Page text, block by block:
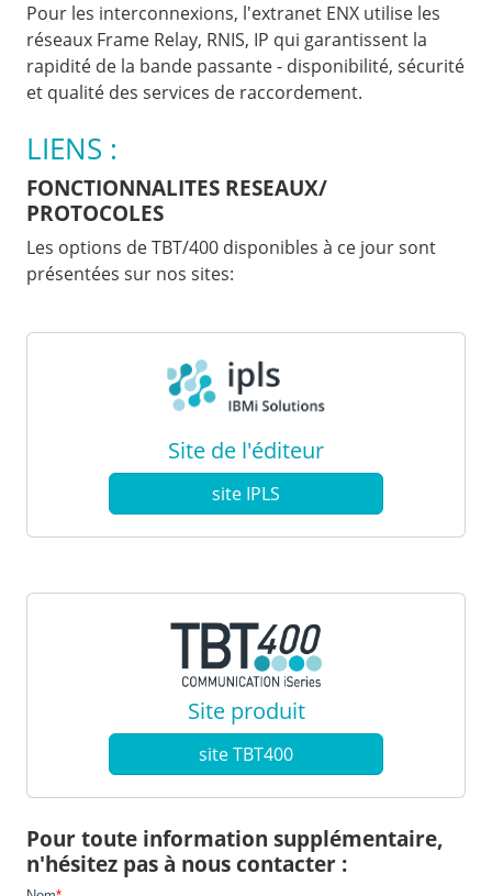
Pour les interconnexions, l'extranet ENX utilise les
réseaux Frame Relay, RNIS, IP qui garantissent la
rapidité de la bande passante - disponibilité, sécurité
et qualité des services de raccordement.
LIENS :
FONCTIONNALITES RESEAUX/
PROTOCOLES
Les options de TBT/400 disponibles à ce jour sont
présentées sur nos sites:
Site de l'éditeur
site IPLS
Site produit
site TBT400
Pour toute information supplémentaire,
n'hésitez pas à nous contacter :